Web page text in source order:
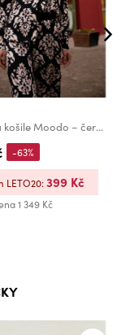
Dámská košile Moodo – černá
1 349 Kč
-63%
LETO20:399 Kč